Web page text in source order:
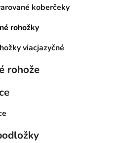
koberčeky
rohožky
viacjazyčné
rohože